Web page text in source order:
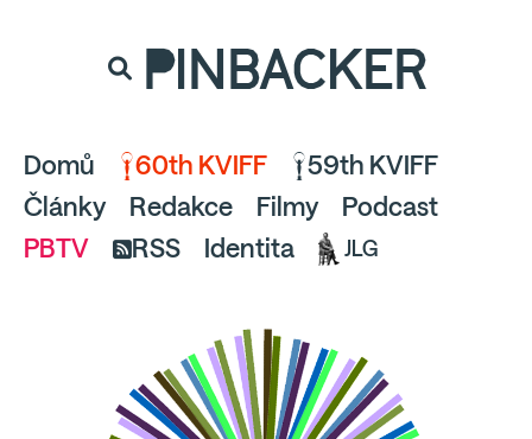
a pusťte se do čtení.
PINBACKER
Domů 60th KVIFF
59th KVIFF
Články
Redakce Filmy
Podcast
PBTV
RSS Identita JLG